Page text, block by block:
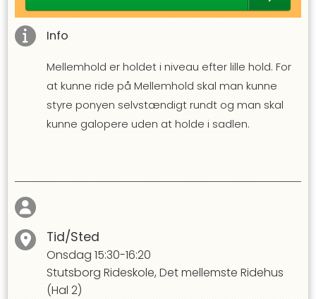
Info
Mellemhold er holdet i niveau efter lille hold. For
at kunne ride på Mellemhold skal man kunne
styre ponyen selvstændigt rundt og man skal
kunne galopere uden at holde i sadlen.
Tid/Sted
Onsdag 15:30-16:20
Stutsborg Rideskole, Det mellemste Ridehus
(Hal 2)